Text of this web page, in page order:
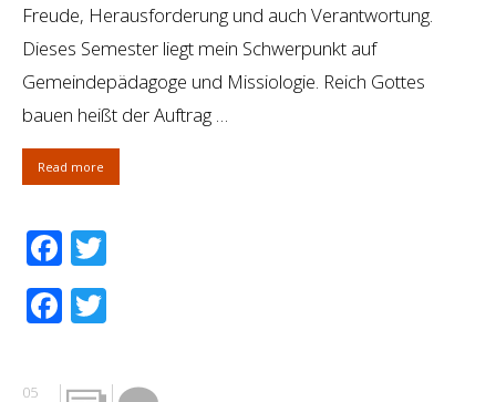
Freude, Herausforderung und auch Verantwortung.
Dieses Semester liegt mein Schwerpunkt auf
Gemeindepädagoge und Missiologie. Reich Gottes
bauen heißt der Auftrag …
Read more
Facebook
Facebook
05